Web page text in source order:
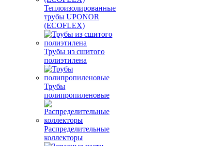
Теплоизолированные
трубы UPONOR
(ECOFLEX)
Трубы из сшитого
полиэтилена
Трубы
полипропиленовые
Распределительные
коллекторы